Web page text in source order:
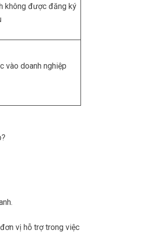
không được đăng ký
vào doanh nghiệp
vị hỗ trợ trong việc